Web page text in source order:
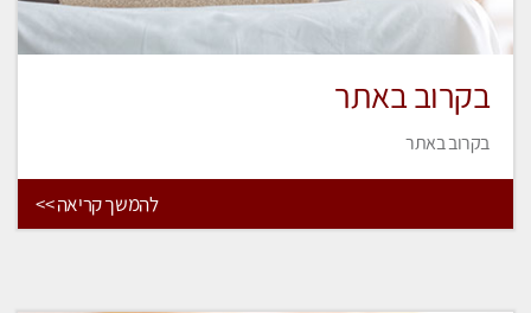
בקרוב באתר
בקרוב באתר
להמשך קריאה >>